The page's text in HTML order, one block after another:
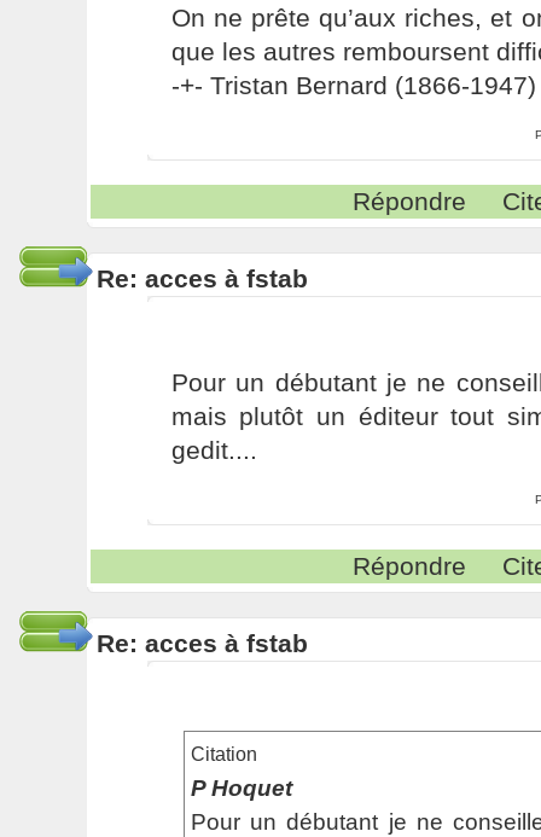
On ne prête qu’aux riches, et
que les autres remboursent
-+- Tristan Bernard (1866-1947)
Répondre
Re: acces à fstab
Pour un débutant je ne
mais plutôt un éditeur tout
gedit....
Répondre
Re: acces à fstab
Citation
P Hoquet
Pour un débutant je ne